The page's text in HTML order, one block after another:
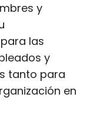
y
las
y
tanto para
en